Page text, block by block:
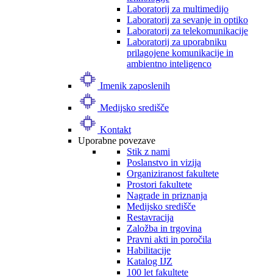
Laboratorij za multimedijo
Laboratorij za sevanje in optiko
Laboratorij za telekomunikacije
Laboratorij za uporabniku
prilagojene komunikacije in
ambientno inteligenco
Imenik zaposlenih
Medijsko središče
Kontakt
Uporabne povezave
Stik z nami
Poslanstvo in vizija
Organiziranost fakultete
Prostori fakultete
Nagrade in priznanja
Medijsko središče
Restavracija
Založba in trgovina
Pravni akti in poročila
Habilitacije
Katalog IJZ
100 let fakultete